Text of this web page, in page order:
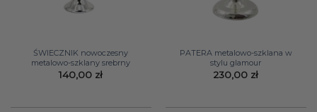
ŚWIECZNIK nowoczesny
metalowo-szklany srebrny
140,00 zł
PATERA metalowo-szklana w
stylu glamour
230,00 zł